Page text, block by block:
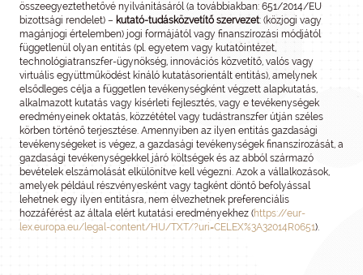
összeegyeztethetővé nyilvánításáról (a továbbiakban: 651/2014/EU
bizottsági rendelet) – kutató-tudásközvetítő szervezet: (közjogi vagy
magánjogi értelemben) jogi formájától vagy finanszírozási módjától
függetlenül olyan entitás (pl. egyetem vagy kutatóintézet,
technológiatranszfer-ügynökség, innovációs közvetítő, valós vagy
virtuális együttműködést kínáló kutatásorientált entitás), amelynek
elsődleges célja a független tevékenységként végzett alapkutatás,
alkalmazott kutatás vagy kísérleti fejlesztés, vagy e tevékenységek
eredményeinek oktatás, közzététel vagy tudástranszfer útján széles
körben történő terjesztése. Amennyiben az ilyen entitás gazdasági
tevékenységeket is végez, a gazdasági tevékenységek finanszírozását, a
gazdasági tevékenységekkel járó költségek és az abból származó
bevételek elszámolását elkülönítve kell végezni. Azok a vállalkozások,
amelyek például részvényesként vagy tagként döntő befolyással
lehetnek egy ilyen entitásra, nem élvezhetnek preferenciális
hozzáférést az általa elért kutatási eredményekhez (https://eur-
lex.europa.eu/legal-content/HU/TXT/?uri=CELEX%3A32014R0651).